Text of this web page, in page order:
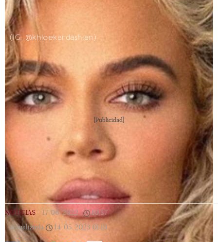
(IG: @khloekardashian)
[Publicidad]
NOTICIAS 17/06/2022 10:37 |
Actualizada
14/05/2023 01:18